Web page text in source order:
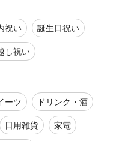
祝い
誕生日祝い
し祝い
ーツ
ドリンク・酒
日用雑貨
家電